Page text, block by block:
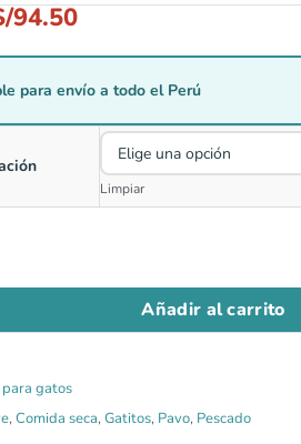
94.50
para envío a todo el Perú
Limpiar
Añadir al carrito
gatos
,Comida seca,Gatitos, Pavo, Pescado